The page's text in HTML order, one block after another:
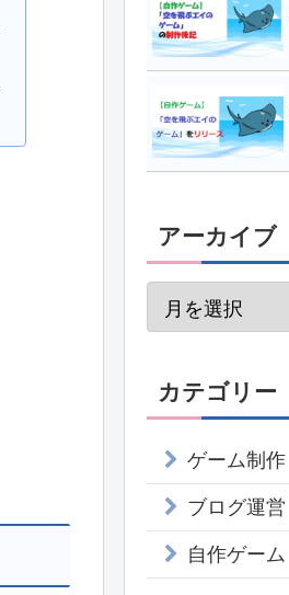
アーカイブ
カテゴリー
ゲーム制作
ブログ運営
自作ゲーム